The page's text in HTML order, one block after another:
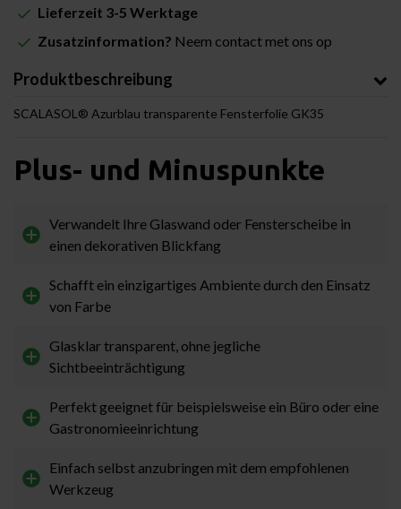
Lieferzeit 3-5 Werktage
Zusatzinformation? Neem contact met ons op
Produktbeschreibung
SCALASOL® Azurblau transparente Fensterfolie GK35
Plus- und Minuspunkte
Verwandelt Ihre Glaswand oder Fensterscheibe in
einen dekorativen Blickfang
Schafft ein einzigartiges Ambiente durch den Einsatz
von Farbe
Glasklar transparent, ohne jegliche
Sichtbeeinträchtigung
Perfekt geeignet für beispielsweise ein Büro oder eine
Gastronomieeinrichtung
Einfach selbst anzubringen mit dem empfohlenen
Werkzeug